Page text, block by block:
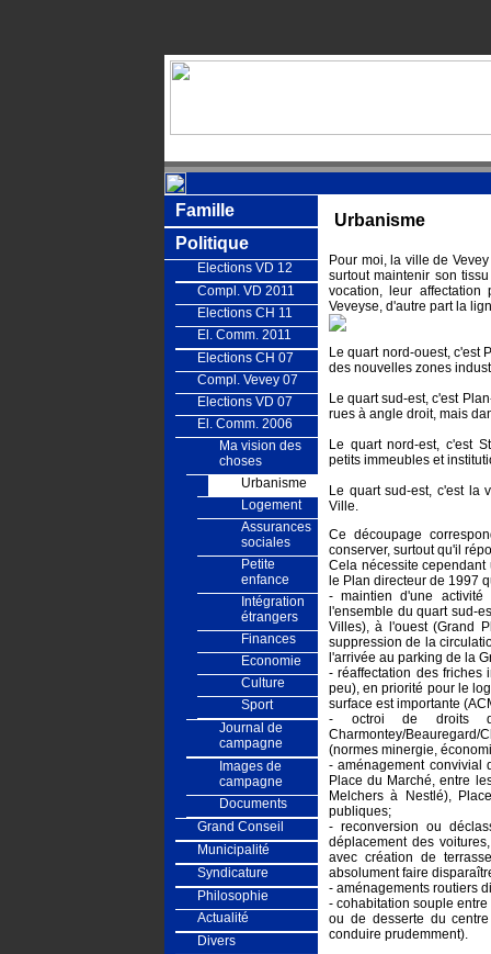
Famille
Politique
Elections VD 12
Compl. VD 2011
Elections CH 11
El. Comm. 2011
Elections CH 07
Compl. Vevey 07
Elections VD 07
El. Comm. 2006
Ma vision des
choses
Urbanisme
Logement
Assurances
sociales
Petite
enfance
Intégration
étrangers
Finances
Economie
Culture
Sport
Journal de
campagne
Images de
campagne
Documents
Grand Conseil
Municipalité
Syndicature
Philosophie
Actualité
Divers
Urbanisme
Pour moi, la ville de
surtout maintenir son
vocation, leur
Veveyse, d'autre part la
Le quart nord-ouest, c'est
des nouvelles zones
Le quart sud-est, c'est
rues à angle droit, mais
Le quart nord-est, c'est
petits immeubles et
Le quart sud-est, c'est la
Ville.
Ce découpage
conserver, surtout qu'il
Cela nécessite
le Plan directeur de 1997
- maintien d'une
l'ensemble du quart sud-
Villes), à l'ouest (Grand
suppression de la
l'arrivée au parking de la
- réaffectation des friches
peu), en priorité pour le
surface est importante
- octroi de droits
Charmontey/
(normes minergie,
- aménagement convivial
Place du Marché, entre
Melchers à Nestlé),
publiques;
- reconversion ou
déplacement des
avec création de
absolument faire
- aménagements routiers
- cohabitation souple
ou de desserte du
conduire prudemment).